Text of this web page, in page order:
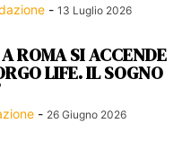
- 13 Luglio 2026
ROMA SI ACCENDE
LIFE. IL SOGNO
- 26 Giugno 2026